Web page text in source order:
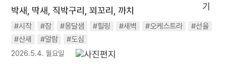
#독서
#건강 #면역력
박새, 딱새, 직박구리, 꾀꼬리, 까치
#시작 #잠 #옹달샘 #힐링 #새벽 #오케스트라
#선율
#산새
#알람 #도심
2026.5.4. 월요일